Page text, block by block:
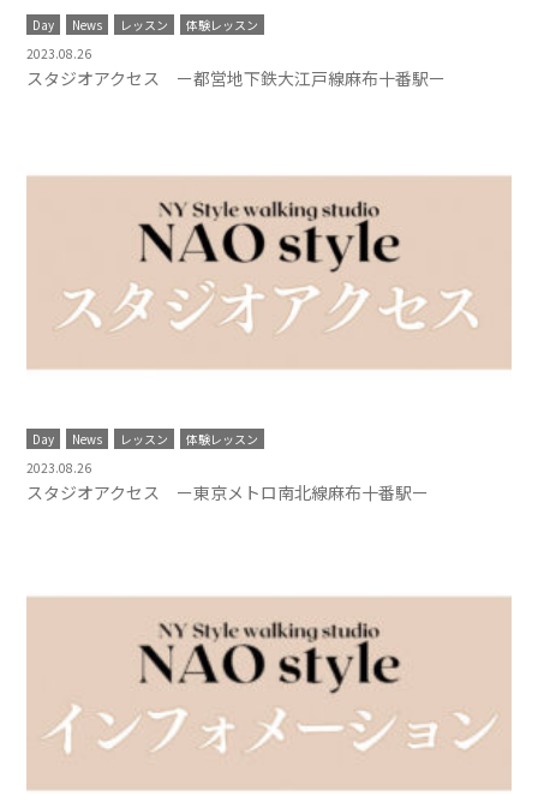
Day News レッスン
体験レッスン
2023.08.26
スタジオアクセス ー都営地下鉄大江戸線麻布十番駅ー
Day News レッスン
体験レッスン
2023.08.26
スタジオアクセス ー東京メトロ南北線麻布十番駅ー